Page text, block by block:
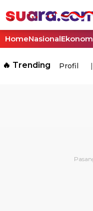
HomeNasional
🔥 Trending Profil